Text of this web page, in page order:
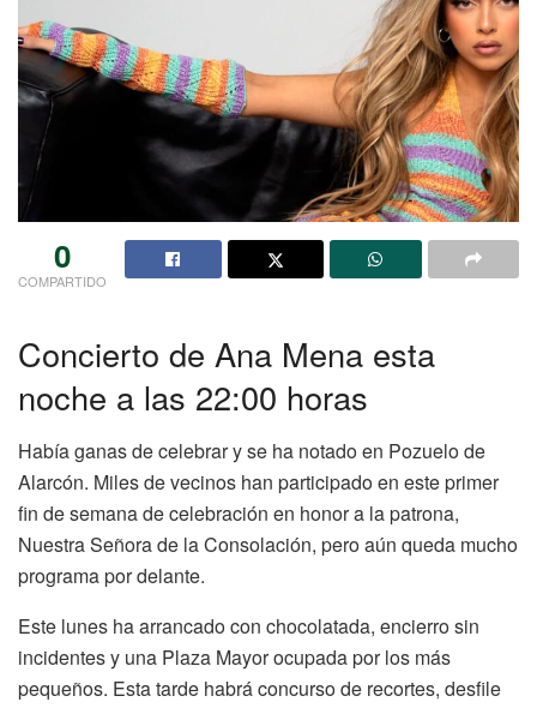
0
COMPARTIDO
Concierto de Ana Mena esta
noche a las 22:00 horas
Había ganas de celebrar y se ha notado en Pozuelo de
Alarcón. Miles de vecinos han participado en este primer
fin de semana de celebración en honor a la patrona,
Nuestra Señora de la Consolación, pero aún queda mucho
programa por delante.
Este lunes ha arrancado con chocolatada, encierro sin
incidentes y una Plaza Mayor ocupada por los más
pequeños. Esta tarde habrá concurso de recortes, desfile